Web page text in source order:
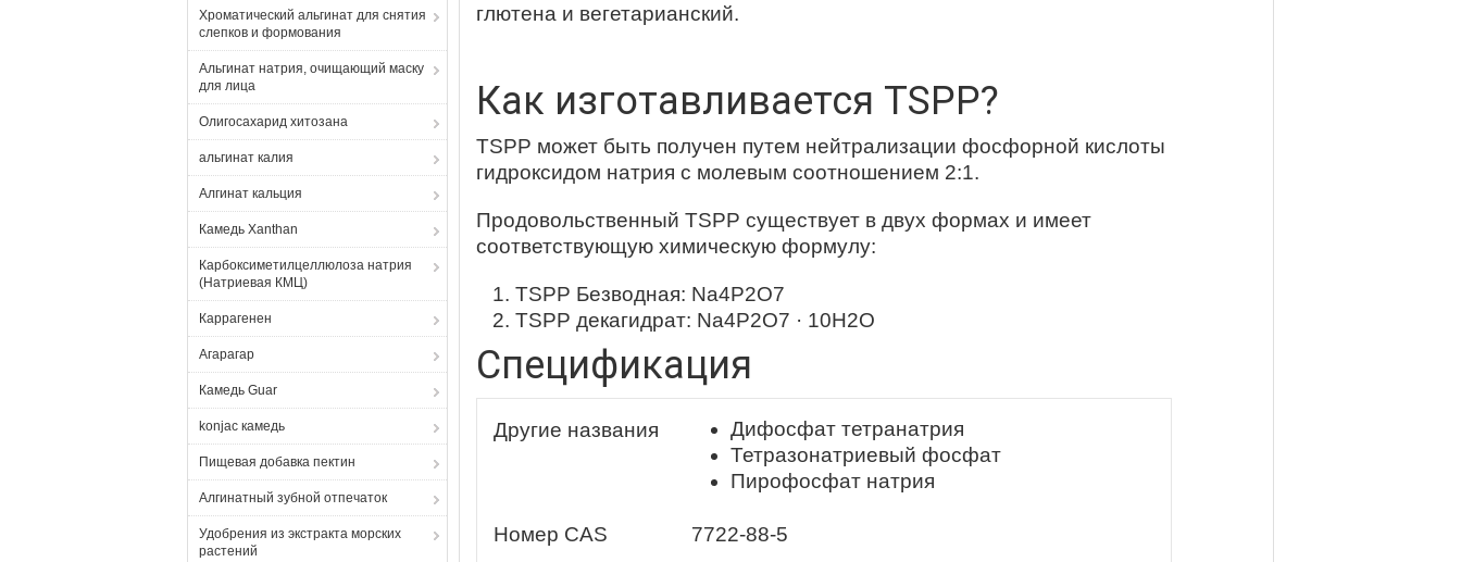
Хроматический альгинат для снятия
слепков и формования
Альгинат натрия, очищающий маску
для лица
Олигосахарид хитозана
альгинат калия
Алгинат кальция
Камедь Xanthan
Карбоксиметилцеллюлоза натрия
(Натриевая КМЦ)
Каррагенен
Агарагар
Камедь Guar
konjac камедь
Пищевая добавка пектин
Алгинатный зубной отпечаток
Удобрения из экстракта морских
растений
глютена и вегетарианский.
Как изготавливается TSPP?
TSPP может быть получен путем нейтрализации фосфорной кислоты
гидроксидом натрия с молевым соотношением 2:1.
Продовольственный TSPP существует в двух формах и имеет
соответствующую химическую формулу:
TSPP Безводная: Na4P2O7
TSPP декагидрат: Na4P2O7 · 10H2O
Спецификация
Другие названия
Дифосфат тетранатрия
Тетразонатриевый фосфат
Пирофосфат натрия
Номер CAS
7722-88-5